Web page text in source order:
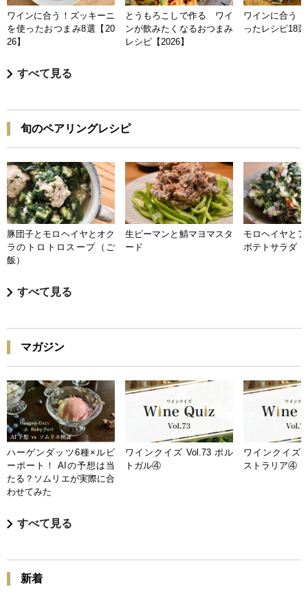
ワインに合う！ズッキーニ
を使ったおつまみ8選【20
26】
とうもろこしで作る ワイ
ンが飲みたくなるおつまみ
レシピ【2026】
ワインに合う
ったレシピ18
すべて見る
旬のペアリングレシピ
豚団子とモロヘイヤとオク
ラのトロトロスープ（ご
飯）
生ピーマンと鯖マヨマスタ
ード
モロヘイヤと
ポテトサラダ
すべて見る
マガジン
ハーゲンダッツ6種×ルビ
ーポート！ AIの予想は当
たる？ソムリエが実際に合
わせてみた
ワインクイズ Vol.73 ポル
トガル④
ワインクイズ
ストラリア④
すべて見る
新着